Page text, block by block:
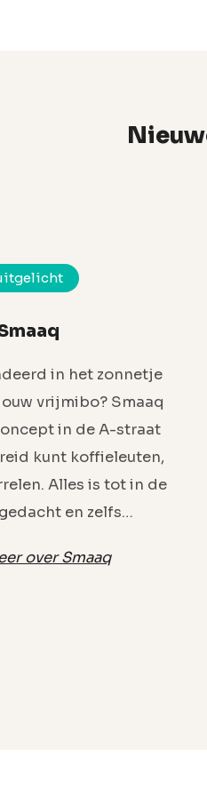
in het zonnetje
vrijmibo? Smaaq
in de A-straat
kunt koffieleuten,
Alles is tot in de
en zelfs…
over Smaaq